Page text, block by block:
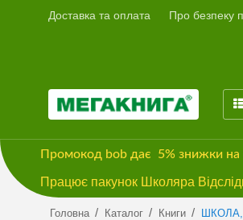
Доставка та оплата Про безпеку
Промокод bob дає 5% знижки на
Працює пакунок Школяра
Головна / Каталог / Книги /